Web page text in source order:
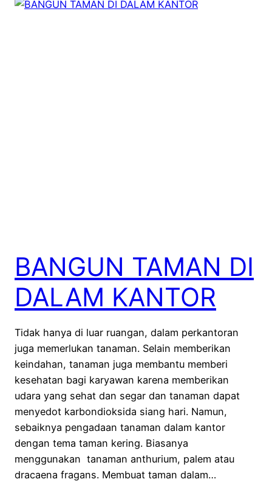
BANGUN TAMAN DI
DALAM KANTOR
Tidak hanya di luar ruangan, dalam perkantoran
juga memerlukan tanaman. Selain memberikan
keindahan, tanaman juga membantu memberi
kesehatan bagi karyawan karena memberikan
udara yang sehat dan segar dan tanaman dapat
menyedot karbondioksida siang hari. Namun,
sebaiknya pengadaan tanaman dalam kantor
dengan tema taman kering. Biasanya
menggunakan tanaman anthurium, palem atau
dracaena fragans. Membuat taman dalam…